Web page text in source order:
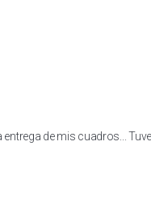
de mis cuadros...